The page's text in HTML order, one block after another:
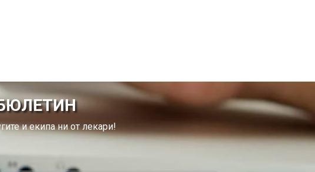
и екипа ни от лекари!